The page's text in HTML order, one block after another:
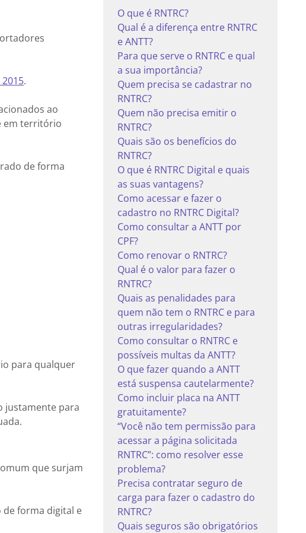
.
ao
em território
de forma
para qualquer
justamente para
que surjam
de forma digital e
O que é RNTRC?
Qual é a diferença entre RNTRC
e ANTT?
Para que serve o RNTRC e qual
a sua importância?
Quem precisa se cadastrar no
RNTRC?
Quem não precisa emitir o
RNTRC?
Quais são os benefícios do
RNTRC?
O que é RNTRC Digital e quais
as suas vantagens?
Como acessar e fazer o
cadastro no RNTRC Digital?
Como consultar a ANTT por
CPF?
Como renovar o RNTRC?
Qual é o valor para fazer o
RNTRC?
Quais as penalidades para
quem não tem o RNTRC e para
outras irregularidades?
Como consultar o RNTRC e
possíveis multas da ANTT?
O que fazer quando a ANTT
está suspensa cautelarmente?
Como incluir placa na ANTT
gratuitamente?
“Você não tem permissão para
acessar a página solicitada
RNTRC”: como resolver esse
problema?
Precisa contratar seguro de
carga para fazer o cadastro do
RNTRC?
Quais seguros são obrigatórios